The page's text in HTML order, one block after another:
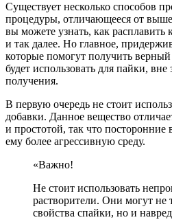
Существует несколько способов
процедуры, отличающееся от
вы можете узнать, как
и так далее. Но главное,
которые помогут получить
будет использовать для пайки, вне
получения.
В первую очередь не стоит
добавки. Данное вещество
и простотой, так что посторонние
ему более агрессивную среду.
«Важно!
Не стоит использовать
растворители. Они могут не
свойства спайки, но и